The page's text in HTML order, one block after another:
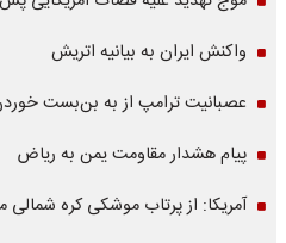
واکنش ایران به بیانیه اتریش
عصبانیت ترامپ از به بن‌بست
پیام هشدار مقاومت یمن به ریاض
آمریکا: از پرتاب موشکی کره